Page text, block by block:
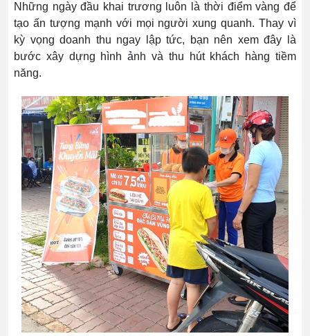
Những ngày đầu khai trương luôn là thời điểm vàng để
tạo ấn tượng mạnh với mọi người xung quanh. Thay vì
kỳ vọng doanh thu ngay lập tức, bạn nên xem đây là
bước xây dựng hình ảnh và thu hút khách hàng tiềm
năng.